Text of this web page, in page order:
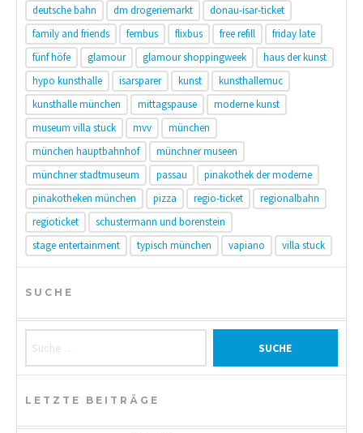
deutsche bahn
dm drogeriemarkt
donau-isar-ticket
family and friends
fernbus flixbus free refill
friday late
fünf höfe
glamour glamour shoppingweek
haus der kunst
hypo kunsthalle
isarsparer kunst
kunsthallemuc
kunsthalle münchen
mittagspause
moderne kunst
museum villa stuck
mvv
münchen
münchen hauptbahnhof
münchner museen
münchner stadtmuseum
passau
pinakothek der moderne
pinakotheken münchen
pizza regio-ticket
regionalbahn
regioticket
schustermann und borenstein
stage entertainment
typisch münchen vapiano villa stuck
SUCHE
LETZTE BEITRÄGE